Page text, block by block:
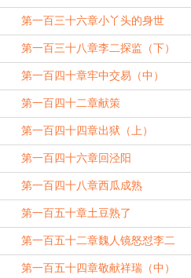
第一百三十六章小丫头的身世
第一百三十八章李二探监（下）
第一百四十章牢中交易（中）
第一百四十二章献策
第一百四十四章出狱（上）
第一百四十六章回泾阳
第一百四十八章西瓜成熟
第一百五十章土豆熟了
第一百五十二章魏人镜怒怼李二
第一百五十四章敬献祥瑞（中）